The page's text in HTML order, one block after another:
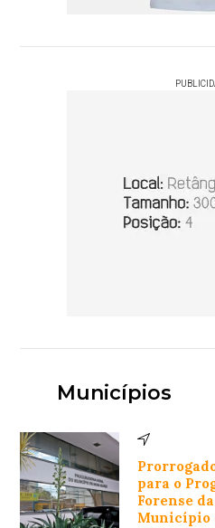
Municípios
para o
Forense
Município